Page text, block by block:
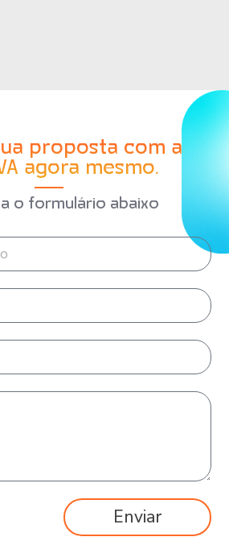
proposta com a
agora mesmo.
o formulário abaixo
Enviar